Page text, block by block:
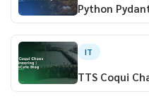
Python
IT
TTS Coqui